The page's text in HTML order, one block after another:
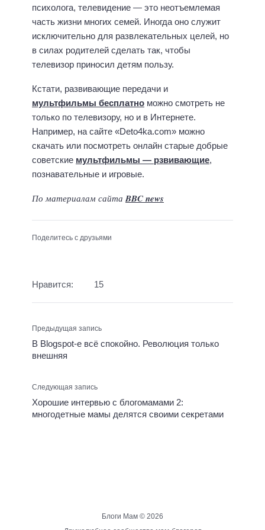
психолога, телевидение — это неотъемлемая
часть жизни многих семей. Иногда оно служит
исключительно для развлекательных целей, но
в силах родителей сделать так, чтобы
телевизор приносил детям пользу.
Кстати, развивающие передачи и
мультфильмы бесплатно можно смотреть не
только по телевизору, но и в Интернете.
Например, на сайте «Deto4ka.com» можно
скачать или посмотреть онлайн старые добрые
советские мультфильмы — рзвивающие,
познавательные и игровые.
По материалам сайтаBBC news
Поделитесь с друзьями
Нравится: 15
Предыдущая запись
В Blogspot-е всё спокойно. Революция только
внешняя
Следующая запись
Хорошие интервью с блогомамами 2:
многодетные мамы делятся своими секретами
Блоги Мам © 2026